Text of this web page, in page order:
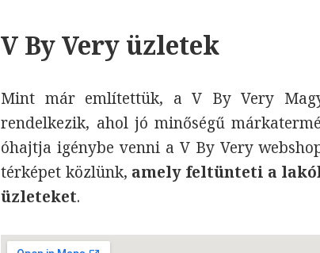
V By Very üzletek
Mint már említettük, a V By Very
rendelkezik, ahol jó minőségű
óhajtja igénybe venni a V By Very
térképet közlünk, amely feltünteti a
üzleteket.